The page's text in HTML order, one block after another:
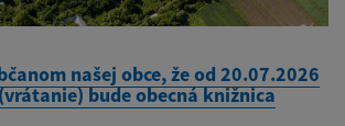
našej obce, že od 20.07.2026
bude obecná knižnica